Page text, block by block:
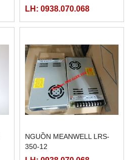
LH: 0938.070.068
NGUỒN MEANWELL LRS-
350-12